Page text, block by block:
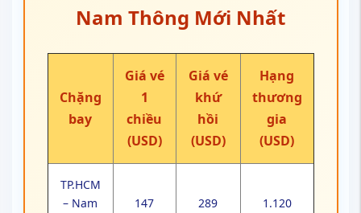
Nam Thông Mới Nhất
Chặng
bay
Giá vé
1
chiều
(USD)
Giá vé
khứ
hồi
(USD)
Hạng
thương
gia
(USD)
TP.HCM
– Nam
147 289 1.120